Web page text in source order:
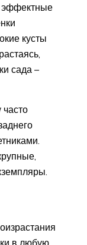
эффектные
кусты
сада –
в любую